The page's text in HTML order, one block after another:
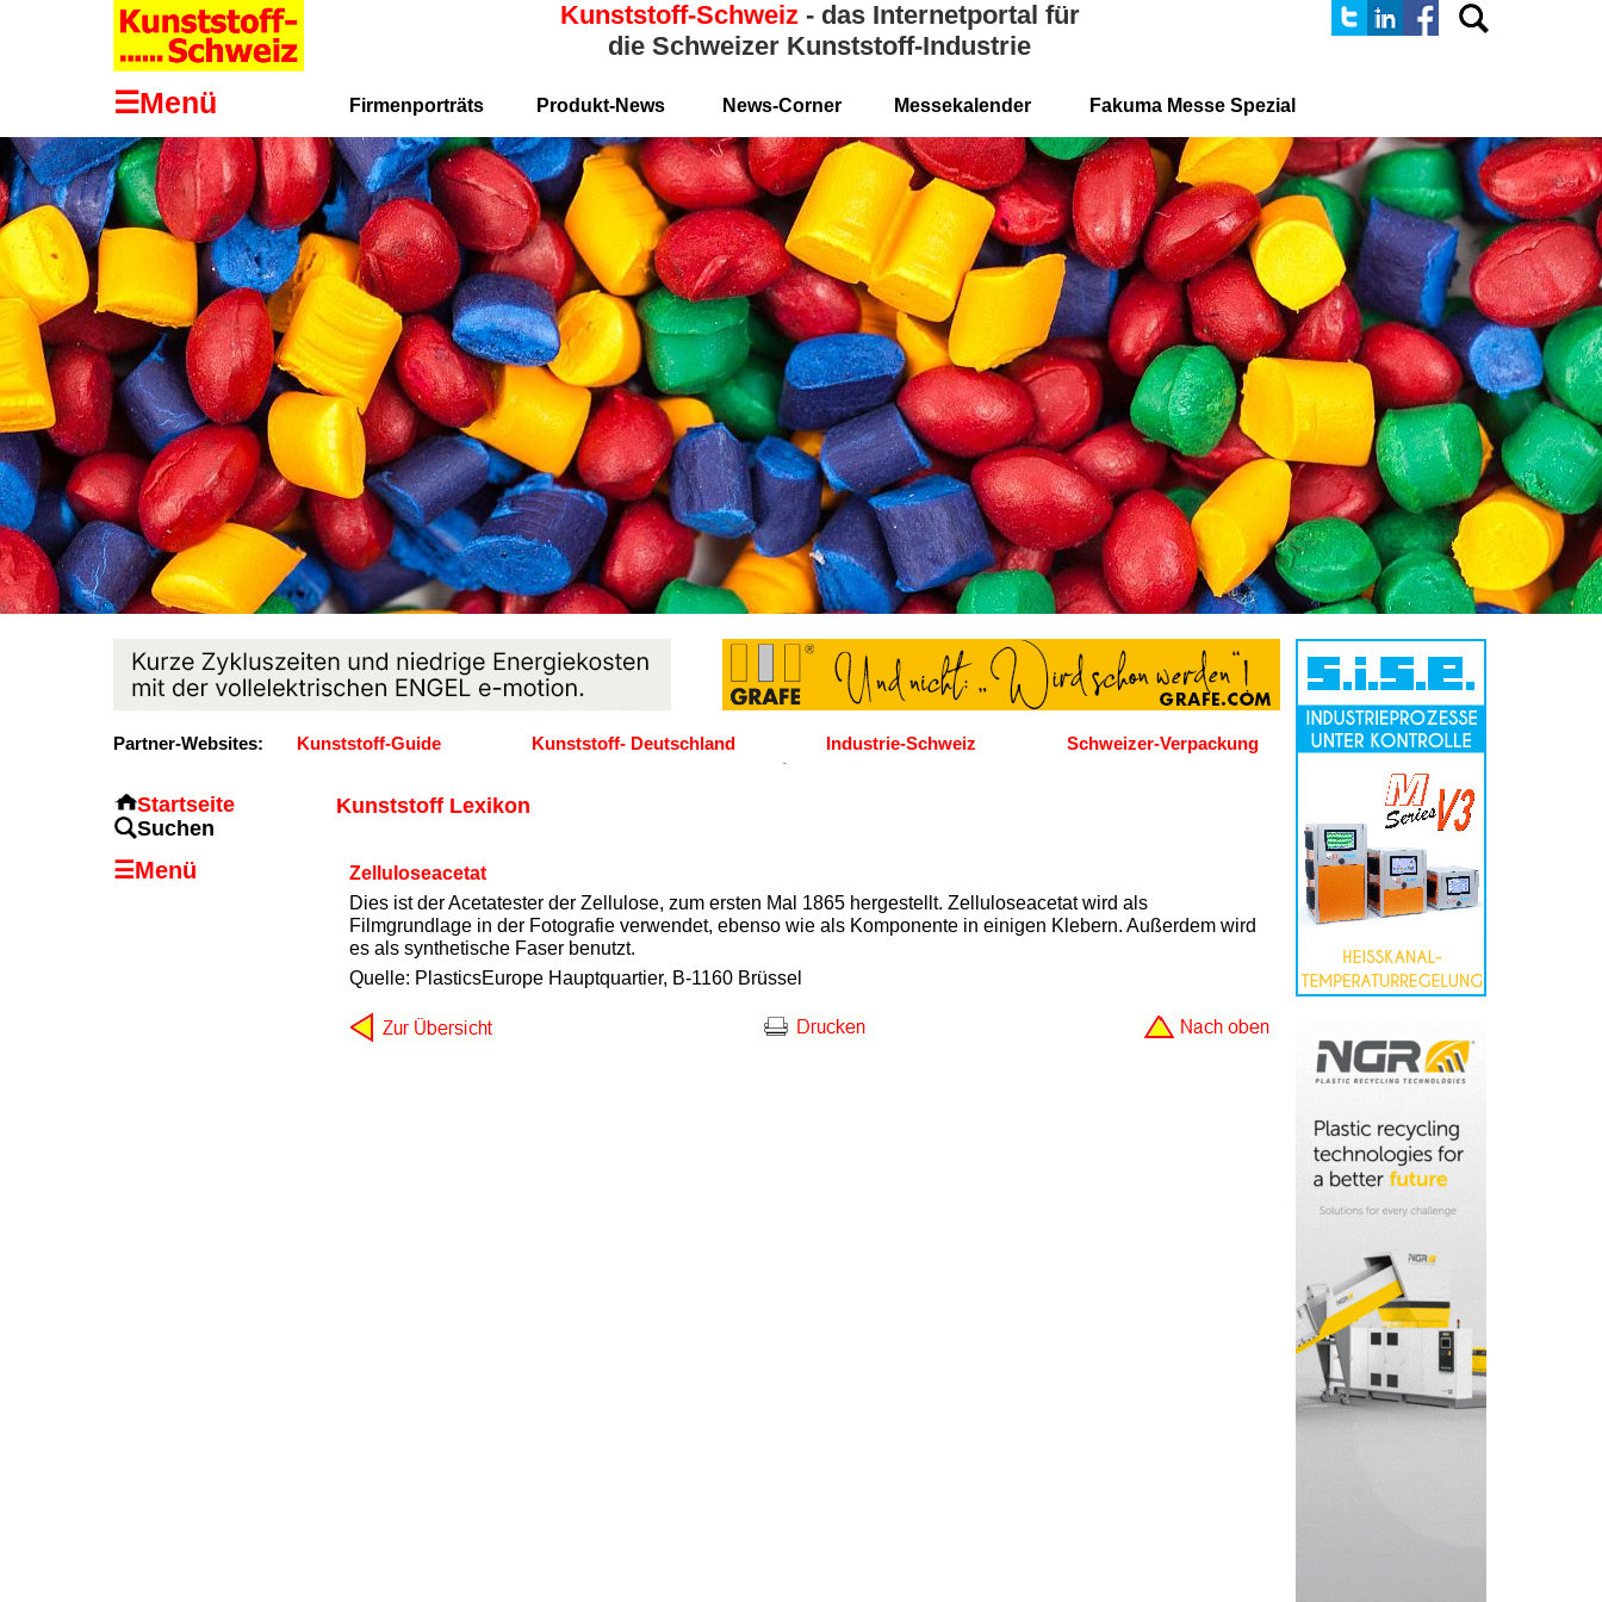
Kunststoff Lexikon
Zelluloseacetat
Dies ist der Acetatester der Zellulose, zum ersten Mal 1865 hergestellt. Zelluloseacetat wird als
Filmgrundlage in der Fotografie verwendet, ebenso wie als Komponente in einigen Klebern. Außerdem wird
es als synthetische Faser benutzt.
Quelle: PlasticsEurope Hauptquartier, B-1160 Brüssel
Partner-Websites: Kunststoff-Guide Kunststoff- Deutschland Industrie-Schweiz Schweizer-Verpackung
Kunststoff-Schweiz- das Internetportal für
die Schweizer Kunststoff-Industrie
Startseite
Suchen
☰Menü
☰Menü
Firmenporträts Produkt-News News-Corner Messekalender Fakuma Messe Spezial